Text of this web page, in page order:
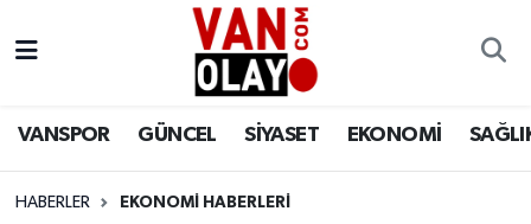
VANSPOR GÜNCEL SİYASET EKONOMİ
HABERLER EKONOMİ HABERLERİ
Siyaset
Van Nöbetçi Eczaneler
Van Namaz Vakitleri